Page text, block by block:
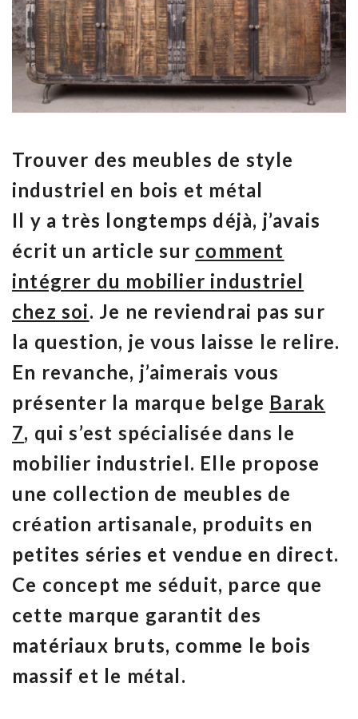
Trouver des meubles de style
industriel en bois et métal
Il y a très longtemps déjà, j’avais
écrit un article sur comment
intégrer du mobilier industriel
chez soi. Je ne reviendrai pas sur
la question, je vous laisse le relire.
En revanche, j’aimerais vous
présenter la marque belge Barak
7, qui s’est spécialisée dans le
mobilier industriel. Elle propose
une collection de meubles de
création artisanale, produits en
petites séries et vendue en direct.
Ce concept me séduit, parce que
cette marque garantit des
matériaux bruts, comme le bois
massif et le métal.